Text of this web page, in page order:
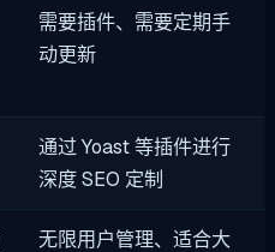
需要插件、需要定期手
动更新
通过 Yoast 等插件进行
深度 SEO 定制
无限用户管理、适合大